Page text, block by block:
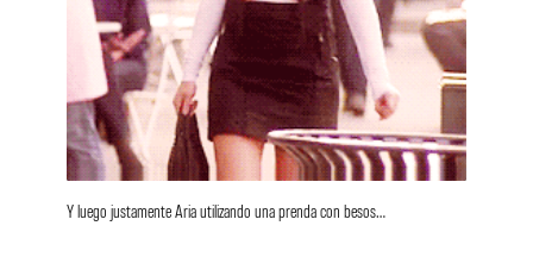
Y luego justamente Aria utilizando una prenda con besos…